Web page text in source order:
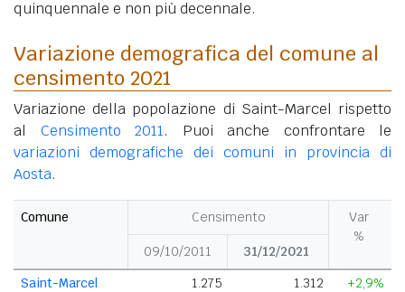
quinquennale e non più decennale.
Variazione demografica del comune al
censimento 2021
Variazione della popolazione di Saint-Marcel rispetto
al Censimento 2011. Puoi anche confrontare le
variazioni demografiche dei comuni in provincia di
Aosta.
Comune Censimento
Var
%
09/10/2011
31/12/2021
Saint-Marcel
1.275 1.312 +2,9%